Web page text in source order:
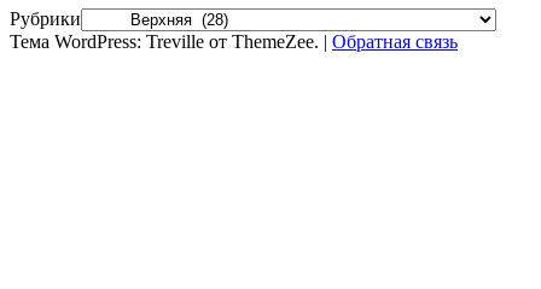
Рубрики
Тема WordPress: Treville от ThemeZee. | Обратная связь